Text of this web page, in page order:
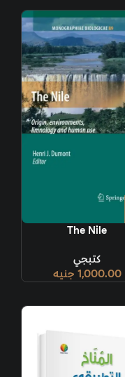
The Nile
كتبجي
1,000.00 جنيه